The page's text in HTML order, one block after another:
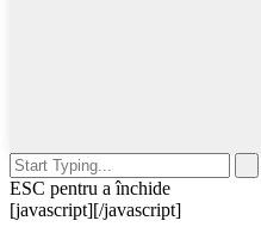
ESC pentru a închide
[javascript][/javascript]